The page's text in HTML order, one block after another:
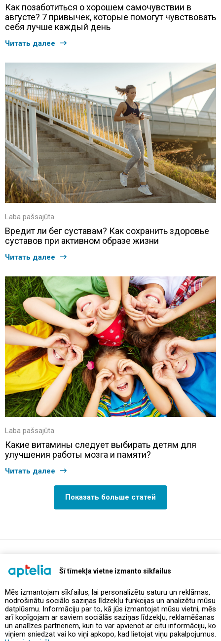
Šī tīmekļa vietne izmanto sīkfailus
Mēs izmantojam sīkfailus, lai personalizētu saturu un reklāmas,
nodrošinātu sociālo saziņas līdzekļu funkcijas un analizētu mūsu
datplūsmu. Informāciju par to, kā jūs izmantojat mūsu vietni, mēs
arī kopīgojam ar saviem sociālās saziņas līdzekļu, reklamēšanas
un analīzes partneriem, kuri to var apvienot ar citu informāciju, ko
viņiem sniedzat vai ko viņi apkopo, kad lietojat viņu pakalpojumus.
Как позаботиться о хорошем самочувствии в
августе? 7 привычек, которые помогут чувствовать
себя лучше каждый день
Читать далее
Laba pašsajūta
Вредит ли бег суставам? Как сохранить здоровье
суставов при активном образе жизни
Читать далее
Laba pašsajūta
Какие витамины следует выбирать детям для
улучшения работы мозга и памяти?
Читать далее
Показать больше статей
Предложения и акции
Контакты